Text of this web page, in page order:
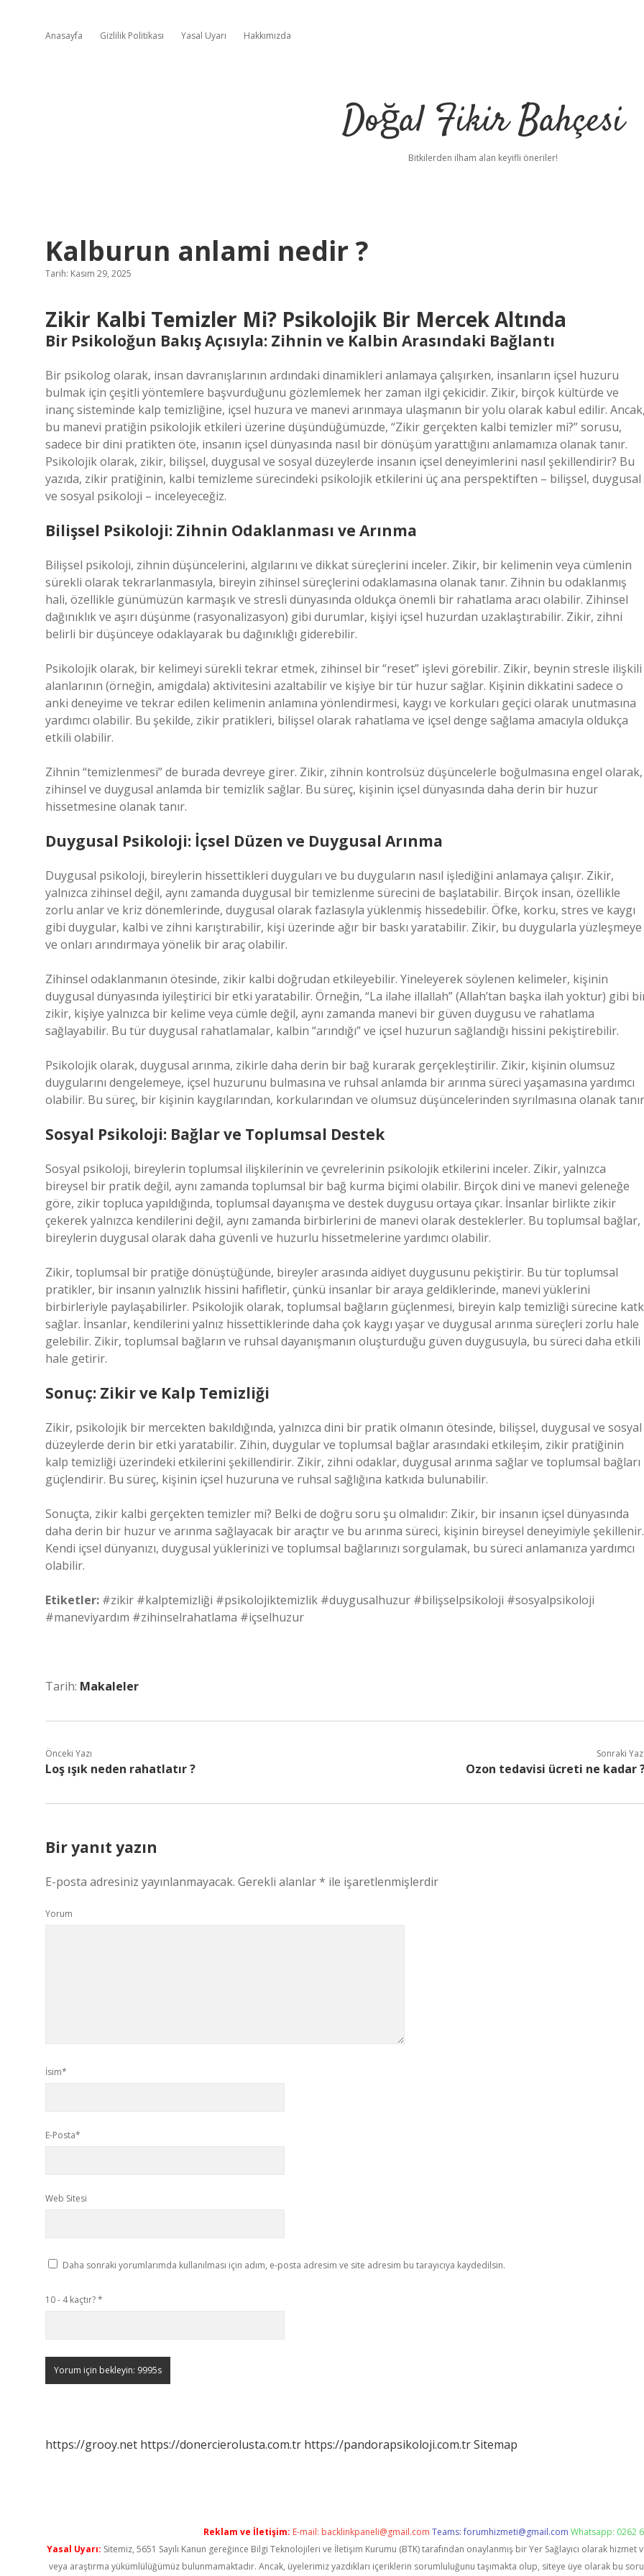
Anasayfa Gizlilik Politikası Yasal Uyarı Hakkımızda
Doğal Fikir Bahçesi
Bitkilerden ilham alan keyifli öneriler!
Kalburun anlami nedir ?
Tarih: Kasım 29, 2025
Zikir Kalbi Temizler Mi? Psikolojik Bir Mercek Altında
Bir Psikoloğun Bakış Açısıyla: Zihnin ve Kalbin Arasındaki Bağlantı
Bir psikolog olarak, insan davranışlarının ardındaki dinamikleri anlamaya çalışırken, insanların içsel huzuru
bulmak için çeşitli yöntemlere başvurduğunu gözlemlemek her zaman ilgi çekicidir. Zikir, birçok kültürde ve
inanç sisteminde kalp temizliğine, içsel huzura ve manevi arınmaya ulaşmanın bir yolu olarak kabul edilir.
bu manevi pratiğin psikolojik etkileri üzerine düşündüğümüzde, “Zikir gerçekten kalbi temizler mi?” sorusu,
sadece bir dini pratikten öte, insanın içsel dünyasında nasıl bir dönüşüm yarattığını anlamamıza olanak tanır.
Psikolojik olarak, zikir, bilişsel, duygusal ve sosyal düzeylerde insanın içsel deneyimlerini nasıl şekillendirir? Bu
yazıda, zikir pratiğinin, kalbi temizleme sürecindeki psikolojik etkilerini üç ana perspektiften – bilişsel, duygusal
ve sosyal psikoloji – inceleyeceğiz.
Bilişsel Psikoloji: Zihnin Odaklanması ve Arınma
Bilişsel psikoloji, zihnin düşüncelerini, algılarını ve dikkat süreçlerini inceler. Zikir, bir kelimenin veya cümlenin
sürekli olarak tekrarlanmasıyla, bireyin zihinsel süreçlerini odaklamasına olanak tanır. Zihnin bu odaklanmış
hali, özellikle günümüzün karmaşık ve stresli dünyasında oldukça önemli bir rahatlama aracı olabilir. Zihinsel
dağınıklık ve aşırı düşünme (rasyonalizasyon) gibi durumlar, kişiyi içsel huzurdan uzaklaştırabilir. Zikir, zihni
belirli bir düşünceye odaklayarak bu dağınıklığı giderebilir.
Psikolojik olarak, bir kelimeyi sürekli tekrar etmek, zihinsel bir “reset” işlevi görebilir. Zikir, beynin stresle ilişkili
alanlarının (örneğin, amigdala) aktivitesini azaltabilir ve kişiye bir tür huzur sağlar. Kişinin dikkatini sadece o
anki deneyime ve tekrar edilen kelimenin anlamına yönlendirmesi, kaygı ve korkuları geçici olarak unutmasına
yardımcı olabilir. Bu şekilde, zikir pratikleri, bilişsel olarak rahatlama ve içsel denge sağlama amacıyla oldukça
etkili olabilir.
Zihnin “temizlenmesi” de burada devreye girer. Zikir, zihnin kontrolsüz düşüncelerle boğulmasına engel olarak,
zihinsel ve duygusal anlamda bir temizlik sağlar. Bu süreç, kişinin içsel dünyasında daha derin bir huzur
hissetmesine olanak tanır.
Duygusal Psikoloji: İçsel Düzen ve Duygusal Arınma
Duygusal psikoloji, bireylerin hissettikleri duyguları ve bu duyguların nasıl işlediğini anlamaya çalışır. Zikir,
yalnızca zihinsel değil, aynı zamanda duygusal bir temizlenme sürecini de başlatabilir. Birçok insan, özellikle
zorlu anlar ve kriz dönemlerinde, duygusal olarak fazlasıyla yüklenmiş hissedebilir. Öfke, korku, stres ve kaygı
gibi duygular, kalbi ve zihni karıştırabilir, kişi üzerinde ağır bir baskı yaratabilir. Zikir, bu duygularla yüzleşmeye
ve onları arındırmaya yönelik bir araç olabilir.
Zihinsel odaklanmanın ötesinde, zikir kalbi doğrudan etkileyebilir. Yineleyerek söylenen kelimeler, kişinin
duygusal dünyasında iyileştirici bir etki yaratabilir. Örneğin, “La ilahe illallah” (Allah’tan başka ilah yoktur) gibi
zikir, kişiye yalnızca bir kelime veya cümle değil, aynı zamanda manevi bir güven duygusu ve rahatlama
sağlayabilir. Bu tür duygusal rahatlamalar, kalbin “arındığı” ve içsel huzurun sağlandığı hissini pekiştirebilir.
Psikolojik olarak, duygusal arınma, zikirle daha derin bir bağ kurarak gerçekleştirilir. Zikir, kişinin olumsuz
duygularını dengelemeye, içsel huzurunu bulmasına ve ruhsal anlamda bir arınma süreci yaşamasına yardımcı
olabilir. Bu süreç, bir kişinin kaygılarından, korkularından ve olumsuz düşüncelerinden sıyrılmasına olanak
Sosyal Psikoloji: Bağlar ve Toplumsal Destek
Sosyal psikoloji, bireylerin toplumsal ilişkilerinin ve çevrelerinin psikolojik etkilerini inceler. Zikir, yalnızca
bireysel bir pratik değil, aynı zamanda toplumsal bir bağ kurma biçimi olabilir. Birçok dini ve manevi geleneğe
göre, zikir topluca yapıldığında, toplumsal dayanışma ve destek duygusu ortaya çıkar. İnsanlar birlikte zikir
çekerek yalnızca kendilerini değil, aynı zamanda birbirlerini de manevi olarak desteklerler. Bu toplumsal bağlar,
bireylerin duygusal olarak daha güvenli ve huzurlu hissetmelerine yardımcı olabilir.
Zikir, toplumsal bir pratiğe dönüştüğünde, bireyler arasında aidiyet duygusunu pekiştirir. Bu tür toplumsal
pratikler, bir insanın yalnızlık hissini hafifletir, çünkü insanlar bir araya geldiklerinde, manevi yüklerini
birbirleriyle paylaşabilirler. Psikolojik olarak, toplumsal bağların güçlenmesi, bireyin kalp temizliği sürecine
sağlar. İnsanlar, kendilerini yalnız hissettiklerinde daha çok kaygı yaşar ve duygusal arınma süreçleri zorlu hale
gelebilir. Zikir, toplumsal bağların ve ruhsal dayanışmanın oluşturduğu güven duygusuyla, bu süreci daha etkili
hale getirir.
Sonuç: Zikir ve Kalp Temizliği
Zikir, psikolojik bir mercekten bakıldığında, yalnızca dini bir pratik olmanın ötesinde, bilişsel, duygusal ve sosyal
düzeylerde derin bir etki yaratabilir. Zihin, duygular ve toplumsal bağlar arasındaki etkileşim, zikir pratiğinin
kalp temizliği üzerindeki etkilerini şekillendirir. Zikir, zihni odaklar, duygusal arınma sağlar ve toplumsal bağları
güçlendirir. Bu süreç, kişinin içsel huzuruna ve ruhsal sağlığına katkıda bulunabilir.
Sonuçta, zikir kalbi gerçekten temizler mi? Belki de doğru soru şu olmalıdır: Zikir, bir insanın içsel dünyasında
daha derin bir huzur ve arınma sağlayacak bir araçtır ve bu arınma süreci, kişinin bireysel deneyimiyle şekillenir.
Kendi içsel dünyanızı, duygusal yüklerinizi ve toplumsal bağlarınızı sorgulamak, bu süreci anlamanıza yardımcı
olabilir.
Etiketler: #zikir #kalptemizliği #psikolojiktemizlik #duygusalhuzur #bilişselpsikoloji #sosyalpsikoloji
#maneviyardım #zihinselrahatlama #içselhuzur
Tarih: Makaleler
Önceki Yazı
Loş ışık neden rahatlatır ?
Sonraki
Ozon tedavisi ücreti ne kadar
Bir yanıt yazın
E-posta adresiniz yayınlanmayacak. Gerekli alanlar* ile işaretlenmişlerdir
Yorum
İsim*
E-Posta*
Web Sitesi
Daha sonraki yorumlarımda kullanılması için adım, e-posta adresim ve site adresim bu tarayıcıya kaydedilsin.
10 - 4 kaçtır?*
https://grooy.net https://donercierolusta.com.tr https://pandorapsikoloji.com.trSitemap
Reklam ve İletişim: E-mail: backlinkpaneli@gmail.com Teams:forumhizmeti@gmail.com Whatsapp: 0262
Yasal Uyarı: Sitemiz, 5651 Sayılı Kanun gereğince Bilgi Teknolojileri ve İletişim Kurumu (BTK) tarafından onaylanmış bir Yer Sağlayıcı olarak
veya araştırma yükümlülüğümüz bulunmamaktadır. Ancak, üyelerimiz yazdıkları içeriklerin sorumluluğunu taşımakta olup, siteye üye olarak bu